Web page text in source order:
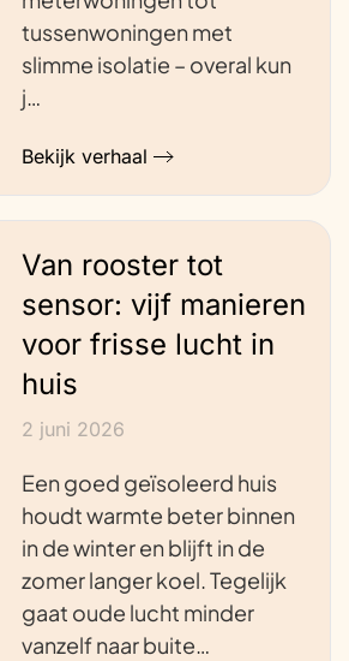
tussenwoningen met
slimme isolatie – overal kun
j…
Bekijk verhaal
Van rooster tot
sensor: vijf manieren
voor frisse lucht in
huis
2 juni 2026
Een goed geïsoleerd huis
houdt warmte beter binnen
in de winter en blijft in de
zomer langer koel. Tegelijk
gaat oude lucht minder
vanzelf naar buite…